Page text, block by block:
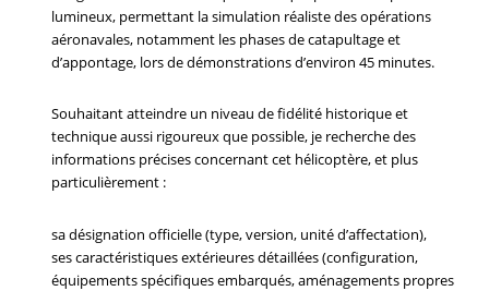
lumineux, permettant la simulation réaliste des opérations
aéronavales, notamment les phases de catapultage et
d’appontage, lors de démonstrations d’environ 45 minutes.
Souhaitant atteindre un niveau de fidélité historique et
technique aussi rigoureux que possible, je recherche des
informations précises concernant cet hélicoptère, et plus
particulièrement :
sa désignation officielle (type, version, unité d’affectation),
ses caractéristiques extérieures détaillées (configuration,
équipements spécifiques embarqués, aménagements propres